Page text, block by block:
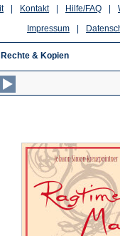
Hilfe/FAQ
Kontakt
Impressum
Rechte & Kopien